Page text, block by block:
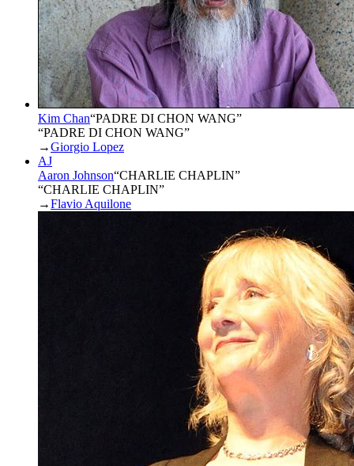
Kim Chan“PADRE DI CHON WANG”
“PADRE DI CHON WANG”
→Giorgio Lopez
AJ
Aaron Johnson“CHARLIE CHAPLIN”
“CHARLIE CHAPLIN”
→Flavio Aquilone